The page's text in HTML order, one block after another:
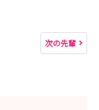
次の先輩